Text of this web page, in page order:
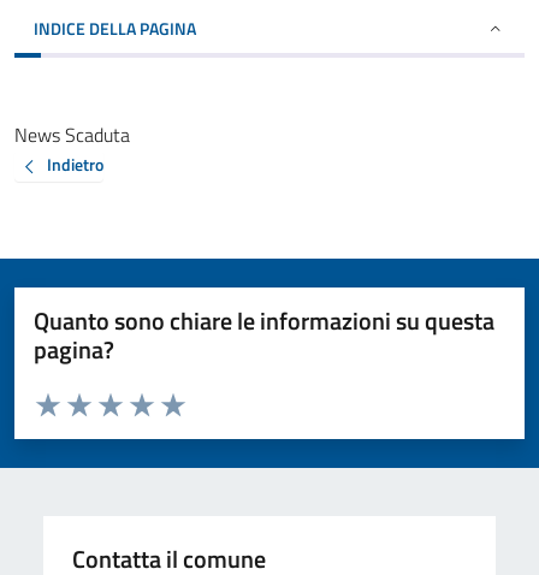
INDICE DELLA PAGINA
News Scaduta
Indietro
Quanto sono chiare le informazioni su questa
pagina?
Valuta da 1 a 5 stelle la pagina
Valuta 5 stelle su 5
Valuta 4 stelle su 5
Valuta 3 stelle su 5
Valuta 2 stelle su 5
Valuta 1 stelle su 5
Contatta il comune